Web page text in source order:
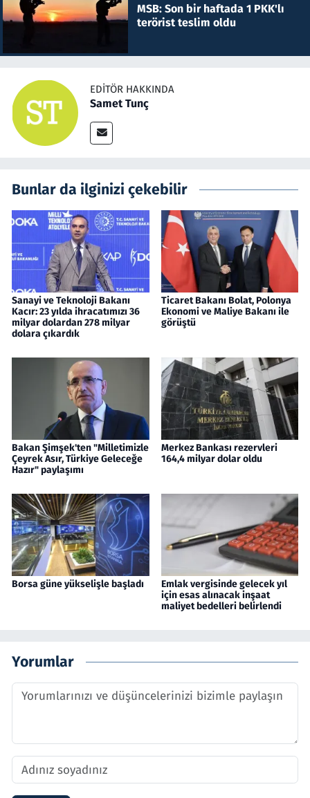
MSB: Son bir haftada 1 PKK'lı
terörist teslim oldu
EDITÖR HAKKINDA
Samet Tunç
Bunlar da ilginizi çekebilir
Sanayi ve Teknoloji Bakanı
Kacır: 23 yılda ihracatımızı 36
milyar dolardan 278 milyar
dolara çıkardık
Ticaret Bakanı Bolat, Polonya
Ekonomi ve Maliye Bakanı ile
görüştü
Bakan Şimşek'ten "Milletimizle
Çeyrek Asır, Türkiye Geleceğe
Hazır" paylaşımı
Merkez Bankası rezervleri
164,4 milyar dolar oldu
Borsa güne yükselişle başladı
Emlak vergisinde gelecek yıl
için esas alınacak inşaat
maliyet bedelleri belirlendi
Yorumlar